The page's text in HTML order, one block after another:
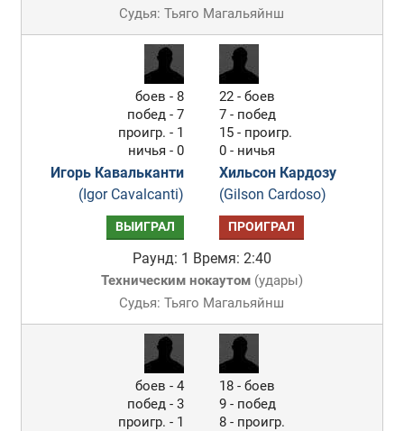
Судья: Тьяго Магальяйнш
боев - 8
побед - 7
проигр. - 1
ничья - 0
Игорь Кавальканти
(Igor Cavalcanti)
22 - боев
7 - побед
15 - проигр.
0 - ничья
Хильсон Кардозу
(Gilson Cardoso)
ВЫИГРАЛ ПРОИГРАЛ
Раунд: 1 Время: 2:40
Техническим нокаутом(удары)
Судья: Тьяго Магальяйнш
боев - 4
побед - 3
проигр. - 1
18 - боев
9 - побед
8 - проигр.